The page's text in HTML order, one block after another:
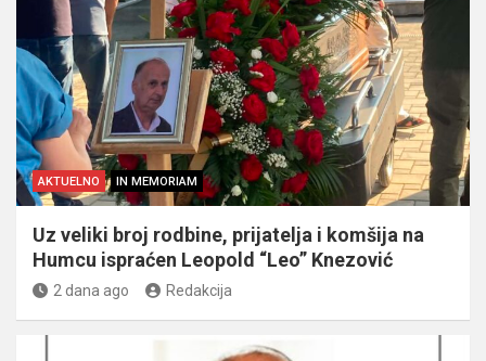
AKTUELNO IN MEMORIAM
Uz veliki broj rodbine, prijatelja i komšija na
Humcu ispraćen Leopold “Leo” Knezović
2 dana ago Redakcija